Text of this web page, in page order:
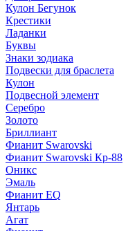
Кулон Бегунок
Крестики
Ладанки
Буквы
Знаки зодиака
Подвески для браслета
Кулон
Подвесной элемент
Серебро
Золото
Бриллиант
Фианит Swarovski
Фианит Swarovski Кр-88
Оникс
Эмаль
Фианит EQ
Янтарь
Агат